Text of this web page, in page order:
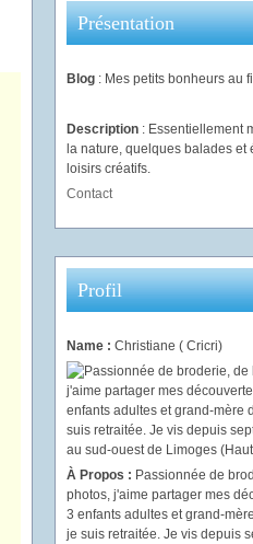
Présentation
Blog : Mes petits bonheurs au
Description : Essentiellement
la nature, quelques balades et
loisirs créatifs.
Contact
Profil
Name : Christiane ( Cricri)
À Propos : Passionnée de
photos, j'aime partager mes
3 enfants adultes et grand-
je suis retraitée. Je vis depuis